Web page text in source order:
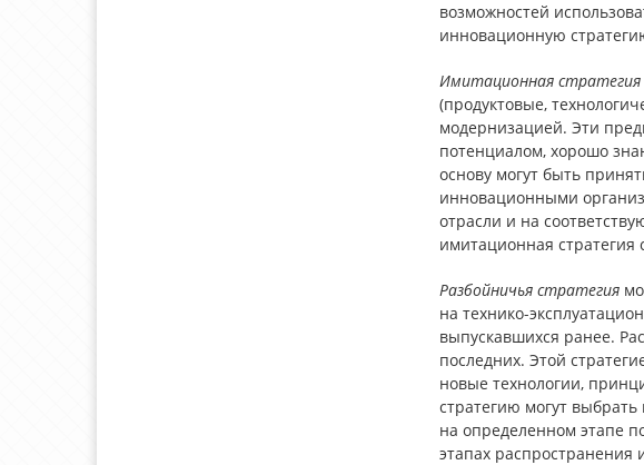
возможностей
инновационную
Имитационная стратегия
(продуктовые,
модернизацией. Эти
потенциалом, хорошо
основу могут быть
инновационными
отрасли и на
имитационная
Разбойничья стратегия
на технико-
выпускавшихся ранее.
последних. Этой
новые технологии,
стратегию могут
на определенном этапе
этапах распространения